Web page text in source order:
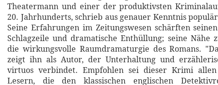
Theatermann und einer der produktivsten
20. Jahrhunderts, schrieb aus genauer Kenntnis
Seine Erfahrungen im Zeitungswesen schärften
Schlagzeile und dramatische Enthüllung; seine Nähe
die wirkungsvolle Raumdramaturgie des Romans.
zeigt ihn als Autor, der Unterhaltung und
virtuos verbindet. Empfohlen sei dieser Krimi
Lesern, die den klassischen englischen